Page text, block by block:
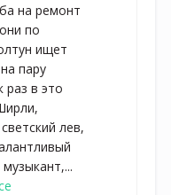
на ремонт
по
ищет
пару
раз в это
лев,